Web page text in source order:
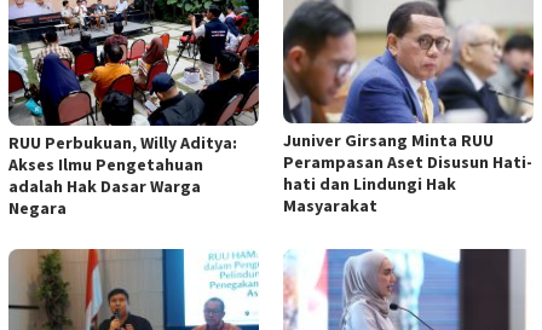
RUU Perbukuan, Willy Aditya:
Akses Ilmu Pengetahuan
adalah Hak Dasar Warga
Negara
Juniver Girsang Minta RUU
Perampasan Aset Disusun Hati-
hati dan Lindungi Hak
Masyarakat